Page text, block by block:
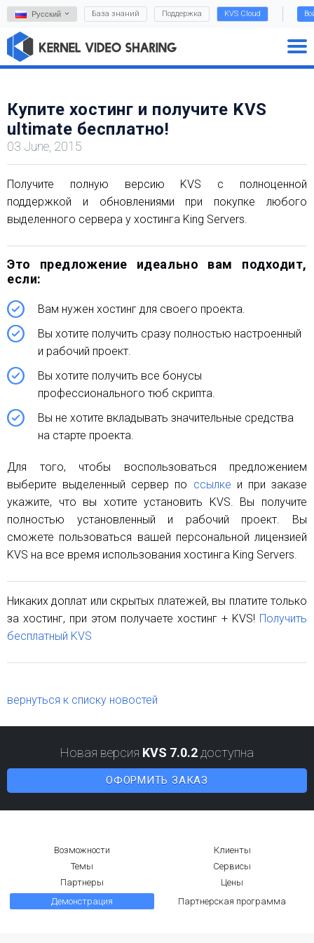
Русский База знаний Поддержка KVS Cloud
Купите хостинг и получите KVS
ultimate бесплатно!
03 June, 2015
Получите полную версию KVS с полноценной
поддержкой и обновлениями при покупке любого
выделенного сервера у хостинга King Servers.
Это предложение идеально вам подходит,
если:
Вам нужен хостинг для своего проекта.
Вы хотите получить сразу полностью настроенный
и рабочий проект.
Вы хотите получить все бонусы
профессионального тюб скрипта.
Вы не хотите вкладывать значительные средства
на старте проекта.
Для того, чтобы воспользоваться предложением
выберите выделенный сервер по ссылке и при заказе
укажите, что вы хотите установить KVS. Вы получите
полностью установленный и рабочий проект. Вы
сможете пользоваться вашей персональной лицензией
KVS на все время использования хостинга King Servers.
Никаких доплат или скрытых платежей, вы платите только
за хостинг, при этом получаете хостинг + KVS! Получить
бесплатный KVS
вернуться к списку новостей
Новая версия KVS 7.0.2 доступна
ОФОРМИТЬ ЗАКАЗ
Возможности
Клиенты
Темы
Сервисы
Партнеры
Цены
Демонстрация
Партнерская программа